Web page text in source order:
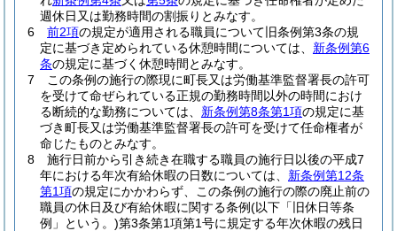
週休日又は勤務時間の割振りとみなす。
6
前2項の規定が適用される職員について旧条例第3条の規
定に基づき定められている休憩時間については、 新条例第6
条の規定に基づく休憩時間とみなす。
7
この条例の施行の際現に町長又は労働基準監督署長の許可
を受けて命ぜられている正規の勤務時間以外の時間におけ
る断続的な勤務については、 新条例第8条第1項の規定に基
づき町長又は労働基準監督署長の許可を受けて任命権者が
命じたものとみなす。
8
施行日前から引き続き在職する職員の施行日以後の平成7
年における年次有給休暇の日数については、 新条例第12条
第1項の規定にかかわらず、この条例の施行の際の廃止前の
職員の休日及び有給休暇に関する条例(以下「旧休日等条
例」という。)第3条第1項第1号に規定する年次休暇の残日